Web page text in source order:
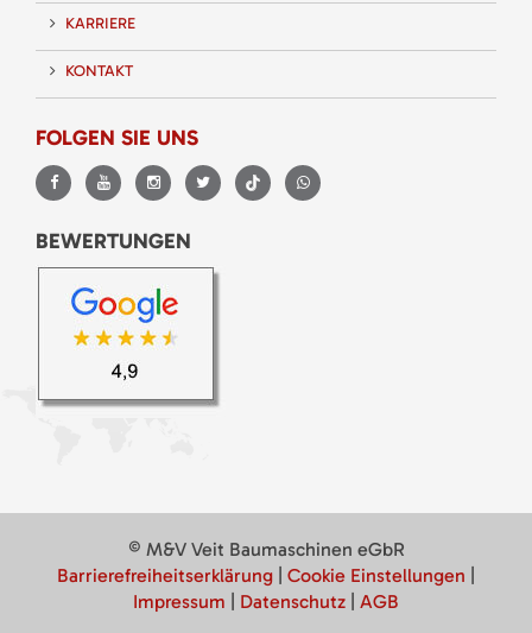
KARRIERE
KONTAKT
FOLGEN SIE UNS
BEWERTUNGEN
© M&V Veit Baumaschinen eGbR
Barrierefreiheitserklärung
Cookie Einstellungen
Impressum
Datenschutz AGB